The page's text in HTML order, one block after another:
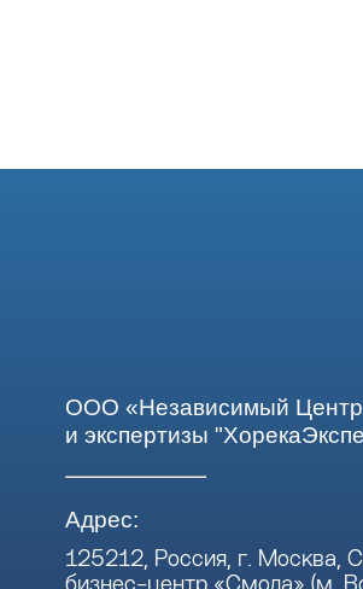
ООО «Независимый
и экспертизы
Адрес:
125212, Россия, г. Москва,